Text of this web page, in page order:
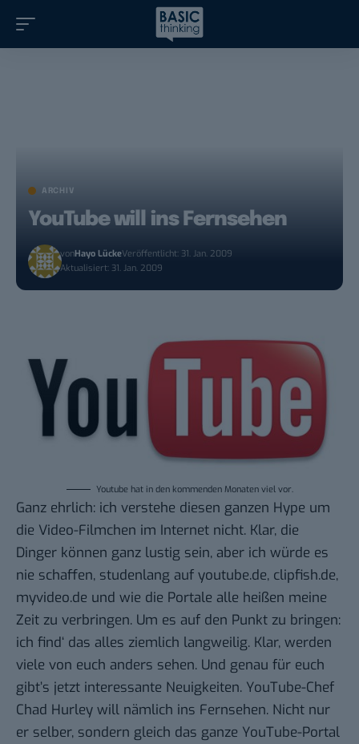
ARCHIV
YouTube will ins Fernsehen
vonHayo LückeVeröffentlicht: 31. Jan. 2009
Aktualisiert: 31. Jan. 2009
Youtube hat in den kommenden Monaten viel vor.
Ganz ehrlich: ich verstehe diesen ganzen Hype um
die Video-Filmchen im Internet nicht. Klar, die
Dinger können ganz lustig sein, aber ich würde es
nie schaffen, studenlang auf youtube.de, clipfish.de,
myvideo.de und wie die Portale alle heißen meine
Zeit zu verbringen. Um es auf den Punkt zu bringen:
ich find‘ das alles ziemlich langweilig. Klar, werden
viele von euch anders sehen. Und genau für euch
gibt’s jetzt interessante Neuigkeiten. YouTube-Chef
Chad Hurley will nämlich ins Fernsehen. Nicht nur
er selber, sondern gleich das ganze YouTube-Portal